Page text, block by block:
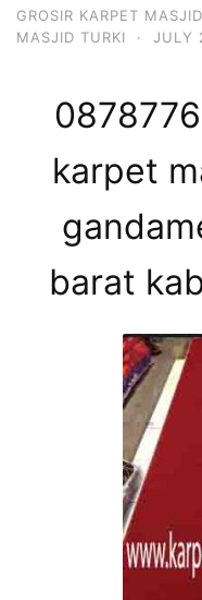
GROSIR KARPET MASJID
MASJID TURKI
· JULY
karpet
barat